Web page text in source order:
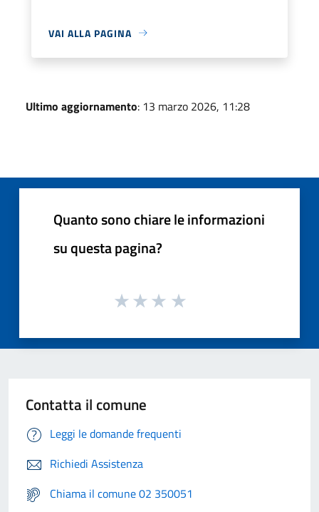
VAI ALLA PAGINA
Ultimo aggiornamento: 13 marzo 2026, 11:28
Quanto sono chiare le informazioni
su questa pagina?
Contatta il comune
Leggi le domande frequenti
Richiedi Assistenza
Chiama il comune 02 350051